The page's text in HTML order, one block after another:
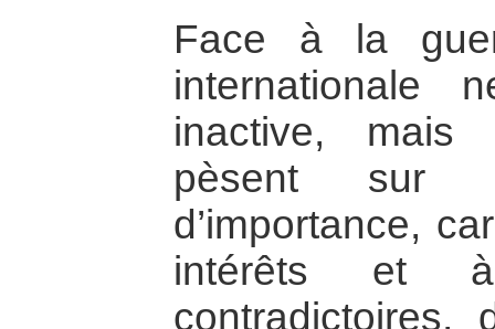
Face à la
internationale
inactive, mais
pèsent sur
d’importance,
intérêts et
contradictoires,